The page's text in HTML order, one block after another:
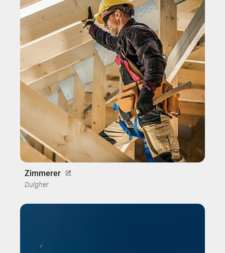
Zimmerer
Dulgher